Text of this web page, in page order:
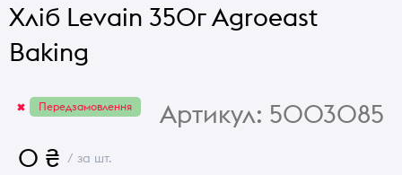
Хліб Levain 350г Agroeast
Baking
Передзамовлення Артикул: 5003085
0 ₴ / за шт.